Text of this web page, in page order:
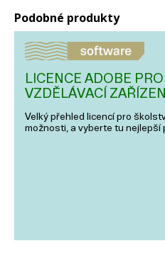
Podobné produkty
LICENCE ADOBE PRO
VZDĚLÁVACÍ ZAŘÍZENÍ
Velký přehled licencí pro
možnosti, a vyberte tu nejlepší